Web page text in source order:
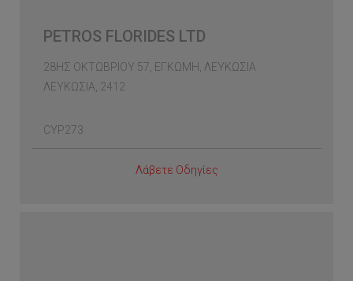
PETROS FLORIDES LTD
28ΗΣ ΟΚΤΩΒΡΙΟΥ 57, ΕΓΚΩΜΗ, ΛΕΥΚΩΣΙΑ
ΛΕΥΚΩΣΙΑ, 2412
CYP273
Λάβετε Οδηγίες